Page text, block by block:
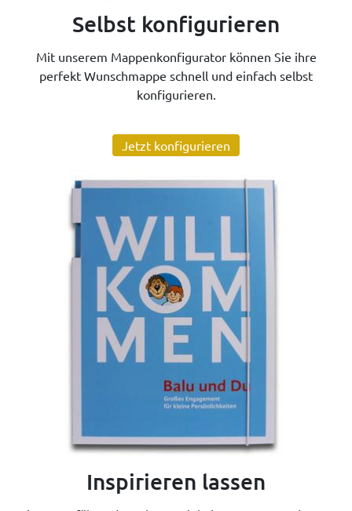
Selbst konfigurieren
Mit unserem Mappenkonfigurator können Sie ihre
perfekt Wunschmappe schnell und einfach selbst
konfigurieren.
Jetzt konfigurieren
Inspirieren lassen